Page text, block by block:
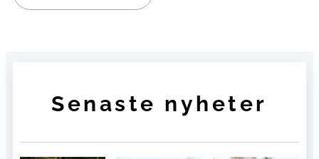
Senaste nyheter